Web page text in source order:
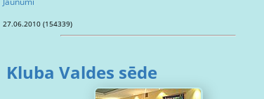
27.06.2010 (154339)
Kluba Valdes sēde